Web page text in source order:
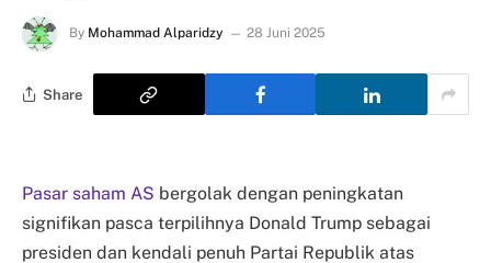
By Mohammad Alparidzy 28 Juni 2025
Share
Pasar saham AS bergolak dengan peningkatan
signifikan pasca terpilihnya Donald Trump sebagai
presiden dan kendali penuh Partai Republik atas